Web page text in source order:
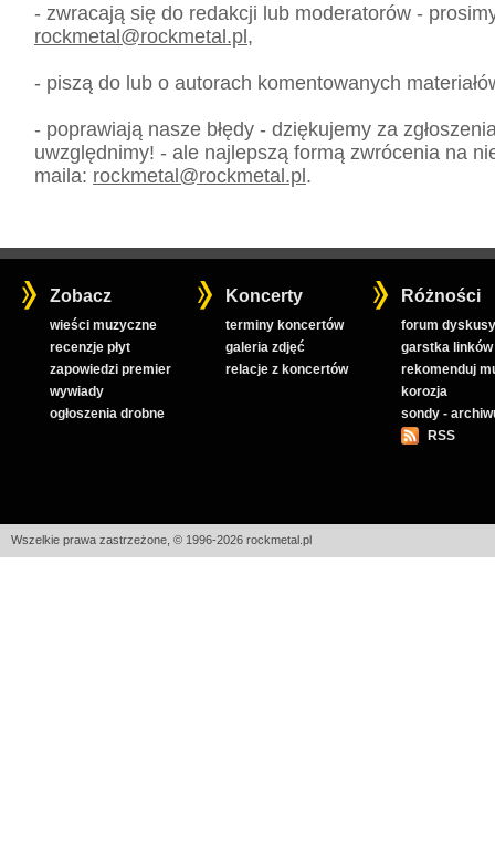
- zwracają się do redakcji lub moderatorów -
rockmetal@rockmetal.pl,
- piszą do lub o autorach komentowanych
- poprawiają nasze błędy - dziękujemy za
uwzględnimy! - ale najlepszą formą zwrócenia na
maila: rockmetal@rockmetal.pl.
Zobacz
wieści muzyczne
recenzje płyt
zapowiedzi premier
wywiady
ogłoszenia drobne
Koncerty
terminy koncertów
galeria zdjęć
relacje z koncertów
Różności
forum
garstka linków
rekomenduj
korozja
sondy -
RSS
Wszelkie prawa zastrzeżone, © 1996-2026 rockmetal.pl